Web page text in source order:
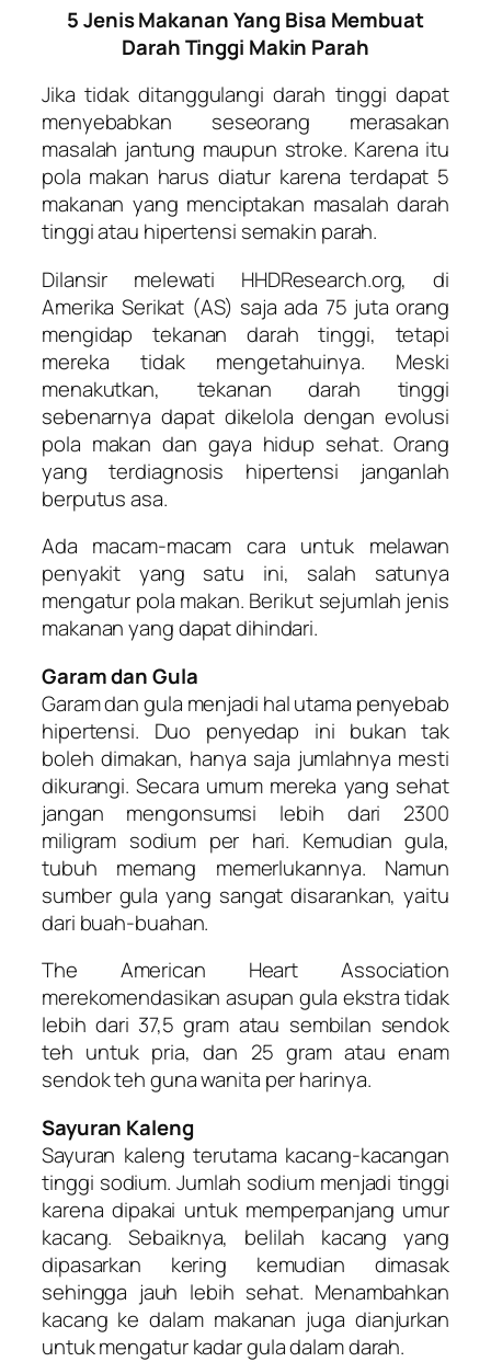
5 Jenis Makanan Yang Bisa Membuat
Darah Tinggi Makin Parah
Jika tidak ditanggulangi darah tinggi dapat
menyebabkan seseorang merasakan
masalah jantung maupun stroke. Karena itu
pola makan harus diatur karena terdapat 5
makanan yang menciptakan masalah darah
tinggi atau hipertensi semakin parah.
Dilansir melewati HHDResearch.org, di
Amerika Serikat (AS) saja ada 75 juta orang
mengidap tekanan darah tinggi, tetapi
mereka tidak mengetahuinya. Meski
menakutkan, tekanan darah tinggi
sebenarnya dapat dikelola dengan evolusi
pola makan dan gaya hidup sehat. Orang
yang terdiagnosis hipertensi janganlah
berputus asa.
Ada macam-macam cara untuk melawan
penyakit yang satu ini, salah satunya
mengatur pola makan. Berikut sejumlah jenis
makanan yang dapat dihindari.
Garam dan Gula
Garam dan gula menjadi hal utama penyebab
hipertensi. Duo penyedap ini bukan tak
boleh dimakan, hanya saja jumlahnya mesti
dikurangi. Secara umum mereka yang sehat
jangan mengonsumsi lebih dari 2300
miligram sodium per hari. Kemudian gula,
tubuh memang memerlukannya. Namun
sumber gula yang sangat disarankan, yaitu
dari buah-buahan.
The American Heart Association
merekomendasikan asupan gula ekstra tidak
lebih dari 37,5 gram atau sembilan sendok
teh untuk pria, dan 25 gram atau enam
sendok teh guna wanita per harinya.
Sayuran Kaleng
Sayuran kaleng terutama kacang-kacangan
tinggi sodium. Jumlah sodium menjadi tinggi
karena dipakai untuk memperpanjang umur
kacang. Sebaiknya, belilah kacang yang
dipasarkan kering kemudian dimasak
sehingga jauh lebih sehat. Menambahkan
kacang ke dalam makanan juga dianjurkan
untuk mengatur kadar gula dalam darah.